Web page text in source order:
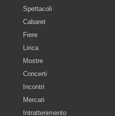
Spettacoli
Cabaret
Fiere
Lirica
Mostre
Concerti
Incontri
Mercati
Intrattenimento